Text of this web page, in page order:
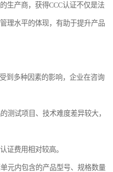
生产商，获得CCC认证不仅是法
理水平的体现，有助于提升产品
到多种因素的影响，企业在咨询
测试项目、技术难度差异较大，
证费用相对较高。
元内包含的产品型号、规格数量